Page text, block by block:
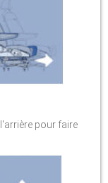
pour faire